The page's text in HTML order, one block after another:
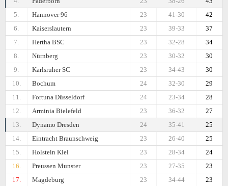
5.
Hannover 96 42
41-30
23
6.
Kaiserslautern 37
39-33
23
7.
Hertha BSC 34
32-28
23
8.
Nürnberg 30
30-32
23
9.
Karlsruher SC 30
34-43
23
10.
Bochum 29
32-30
24
11.
Fortuna Düsseldorf 28
23-34
24
12.
Arminia Bielefeld 27
36-32
23
13.
Dynamo Dresden 25
35-41
24
14.
Eintracht Braunschweig 25
26-40
23
15.
Holstein Kiel 24
28-34
23
16.
Preussen Munster 23
27-35
23
17.
Magdeburg 23
34-44
23